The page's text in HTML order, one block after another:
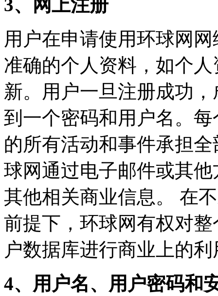
3、
网上注册
用户在申请使用环球网
准确的个人资料，如个
新。用户一旦注册成功
到一个密码和用户名。
的所有活动和事件承担
球网通过电子邮件或其
其他相关商业信息。 在
前提下，环球网有权对
户数据库进行商业上的利
4、 用户名、用户密码和